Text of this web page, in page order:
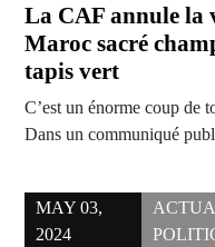
La CAF annule la
Maroc sacré
tapis vert
C’est un énorme coup de
Dans un communiqué
MAY 03,
2024